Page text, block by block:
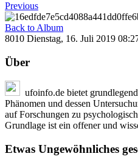
Previous
Back to Album
8010 Dienstag, 16. Juli 2019
Über
ufoinfo.de bietet
Phänomen und dessen
auf Forschungen zu
Grundlage ist ein offener und
Etwas Ungewöhnliches